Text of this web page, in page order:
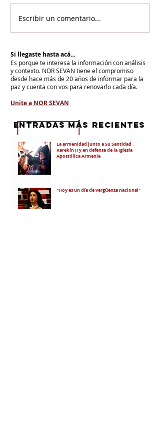
Escribir un comentario...
Si llegaste hasta acá...
Es porque te interesa la información con análisis
y contexto. NOR SEVAN tiene el compromiso
desde hace más de 20 años de informar para la
paz y cuenta con vos para renovarlo cada día.
Unite a NOR SEVAN
La armenidad junto a Su Santidad
Karekín II y en defensa de la Iglesia
Apostólica Armenia
"Hoy es un día de vergüenza nacional"
eNTRADAS MÁS RECIENTES